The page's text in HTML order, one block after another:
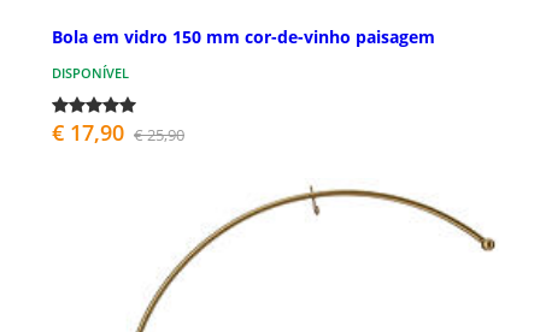
Bola em vidro 150 mm cor-de-vinho paisagem
DISPONÍVEL
€ 17,90 € 25,90